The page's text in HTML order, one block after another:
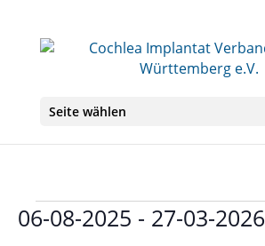
Seite wählen
Veranstaltungen
06-08-2025 - 27-03-2026